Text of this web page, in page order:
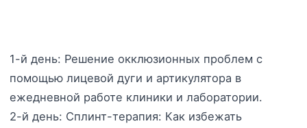
1-й день: Решение окклюзионных проблем с
помощью лицевой дуги и артикулятора в
ежедневной работе клиники и лаборатории.
2-й день: Сплинт-терапия: Как избежать